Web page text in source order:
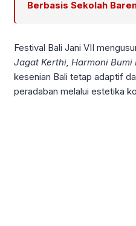
Berbasis Sekolah
Festival Bali Jani VII
Jagat Kerthi, Harmoni Bumi
kesenian Bali tetap adaptif
peradaban melalui estetika